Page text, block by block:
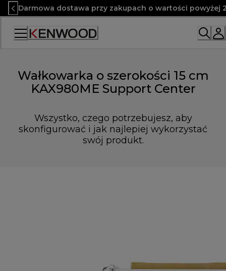
Skip
to
Content
Darmowa dostawa przy zakupach o wartości powyżej
Wałkowarka o szerokości 15 cm
KAX980ME Support Center
Wszystko, czego potrzebujesz, aby
skonfigurować i jak najlepiej wykorzystać
swój produkt.